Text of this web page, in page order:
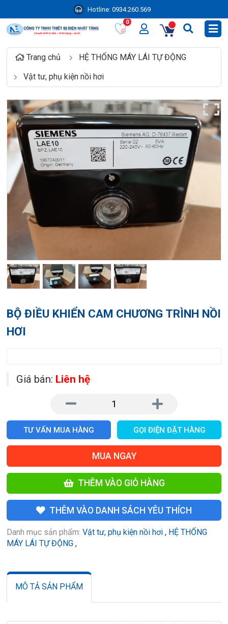
Hotline: 0934.260.569
0
Trang chủ
HỆ THỐNG MÁY LÁI TỰ ĐỘNG
Vật tư, phụ kiện nồi hơi
BỘ ĐIỀU KHIỂN CAM CHƯƠNG TRÌNH NỒI
HƠI
Giá bán: Liên hệ
TƯ VẤN MUA HÀNG GỌI ĐIỆN ĐẶT HÀNG
MUA NGAY
THÊM VÀO GIỎ HÀNG
THÊM VÀO DANH SÁCH YÊU THÍCH
Danh mục sản phẩm: Vật tư, phụ kiện nồi hơi , HỆ THỐNG
MÁY LÁI TỰ ĐỘNG ,
MÔ TẢ SẢN PHẨM